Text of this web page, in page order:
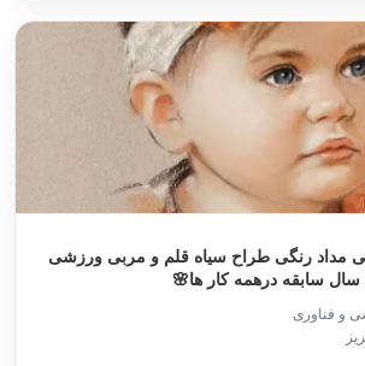
طراحی لباس طراحی مداد رنگی طراح سیاه قلم و مربی ورزشی
و فناوری